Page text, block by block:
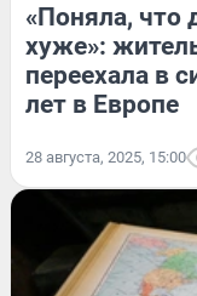
«Поняла, что
хуже»:
переехала в
лет в Европе
28 августа, 2025, 15:00